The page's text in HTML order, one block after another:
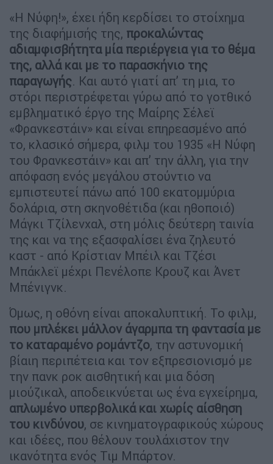
«Η Νύφη!», έχει ήδη κερδίσει το στοίχημα
της διαφήμισής της, προκαλώντας
αδιαμφισβήτητα μία περιέργεια για το θέμα
της, αλλά και με το παρασκήνιο της
παραγωγής. Και αυτό γιατί απ’ τη μια, το
στόρι περιστρέφεται γύρω από το γοτθικό
εμβληματικό έργο της Μαίρης Σέλεϊ
«Φρανκεστάιν» και είναι επηρεασμένο από
το, κλασικό σήμερα, φιλμ του 1935 «Η Νύφη
του Φρανκεστάιν» και απ’ την άλλη, για την
απόφαση ενός μεγάλου στούντιο να
εμπιστευτεί πάνω από 100 εκατομμύρια
δολάρια, στη σκηνοθέτιδα (και ηθοποιό)
Μάγκι Τζίλενχαλ, στη μόλις δεύτερη ταινία
της και να της εξασφαλίσει ένα ζηλευτό
καστ - από Κρίστιαν Μπέιλ και Τζέσι
Μπάκλεϊ μέχρι Πενέλοπε Κρουζ και Άνετ
Μπένιγνκ.
Όμως, η οθόνη είναι αποκαλυπτική. Το φιλμ,
που μπλέκει μάλλον άγαρμπα τη φαντασία με
το καταραμένο ρομάντζο, την αστυνομική
βίαιη περιπέτεια και τον εξπρεσιονισμό με
την πανκ ροκ αισθητική και μια δόση
μιούζικαλ, αποδεικνύεται ως ένα εγχείρημα,
απλωμένο υπερβολικά και χωρίς αίσθηση
του κινδύνου, σε κινηματογραφικούς χώρους
και ιδέες, που θέλουν τουλάχιστον την
ικανότητα ενός Τιμ Μπάρτον.